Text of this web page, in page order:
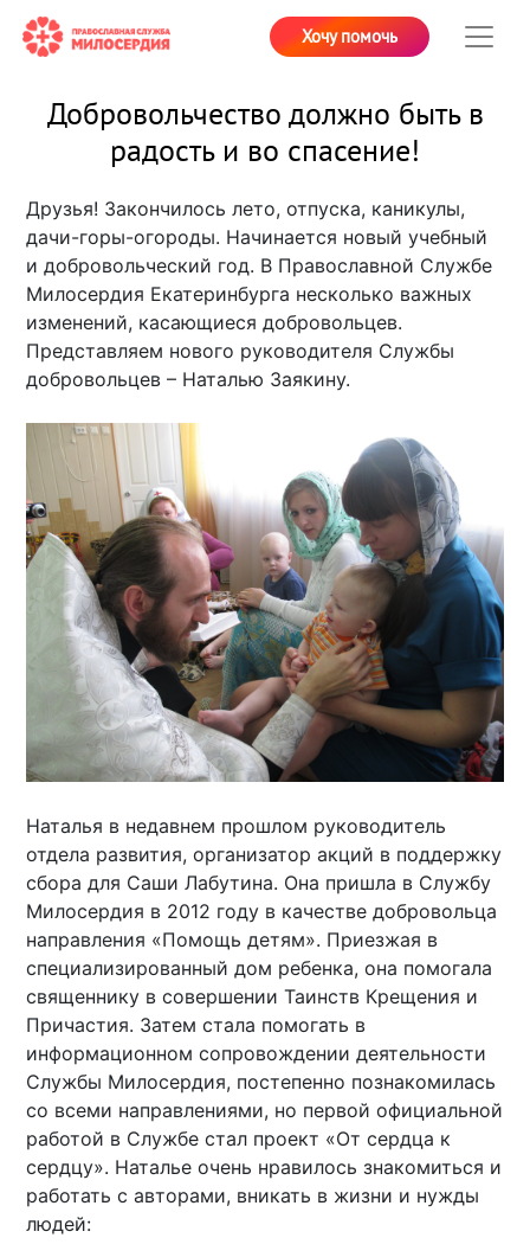
Хочу помочь
Добровольчество должно быть в
радость и во спасение!
Друзья! Закончилось лето, отпуска, каникулы,
дачи-горы-огороды. Начинается новый учебный
и добровольческий год. В Православной Службе
Милосердия Екатеринбурга несколько важных
изменений, касающиеся добровольцев.
Представляем нового руководителя Службы
добровольцев – Наталью Заякину.
Наталья в недавнем прошлом руководитель
отдела развития, организатор акций в поддержку
сбора для Саши Лабутина. Она пришла в Службу
Милосердия в 2012 году в качестве добровольца
направления «Помощь детям». Приезжая в
специализированный дом ребенка, она помогала
священнику в совершении Таинств Крещения и
Причастия. Затем стала помогать в
информационном сопровождении деятельности
Службы Милосердия, постепенно познакомилась
со всеми направлениями, но первой официальной
работой в Службе стал проект «От сердца к
сердцу». Наталье очень нравилось знакомиться и
работать с авторами, вникать в жизни и нужды
людей: